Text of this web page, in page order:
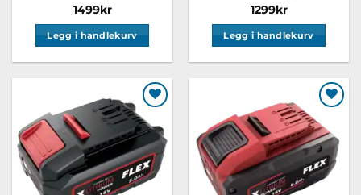
1499kr
Legg i handlekurv
1299kr
Legg i handlekurv
Legg til
ønskeliste
Legg til
ønskeliste